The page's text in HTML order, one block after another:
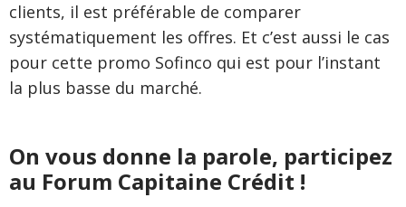
clients, il est préférable de comparer
systématiquement les offres. Et c’est aussi le cas
pour cette promo Sofinco qui est pour l’instant
la plus basse du marché.
On vous donne la parole, participez
au Forum Capitaine Crédit !